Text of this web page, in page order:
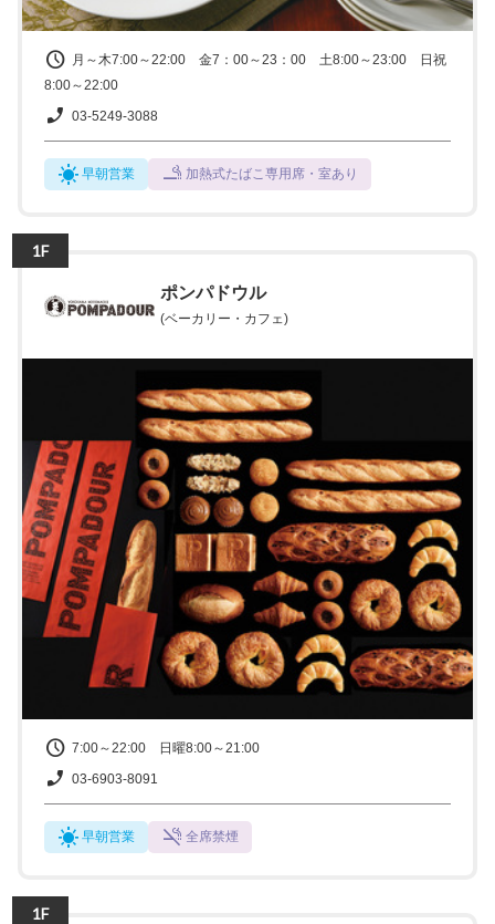
月～木7:00～22:00 金7：00～23：00 土8:00～23:00 日祝
8:00～22:00
03-5249-3088
早朝営業 加熱式たばこ専用席・室あり
1F
ポンパドウル
(ベーカリー・カフェ)
7:00～22:00 日曜8:00～21:00
03-6903-8091
早朝営業 全席禁煙
1F